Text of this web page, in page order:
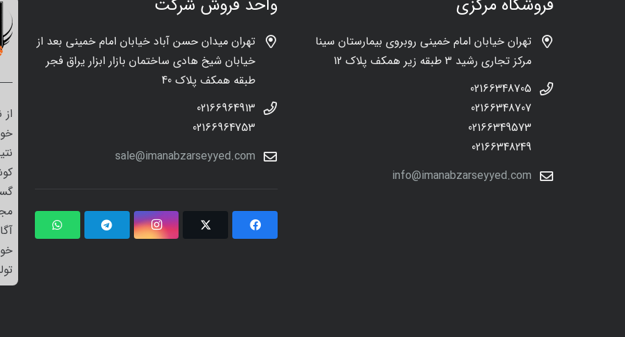
فروشگاه مرکزی
تهران خیابان امام خمینی روبروی بیمارستان سینا
مرکز تجاری رشید 3 طبقه زیر همکف پلاک 12
02166348705
02166348707
02166349573
02166348249
info@imanabzarseyyed.com
واحد فروش شرکت
تهران میدان حسن آباد خیابان امام خمینی بعد از
خیابان شیخ هادی ساختمان بازار ابزار یراق فجر
طبقه همکف پلاک 40
02166964913
02166964753
sale@imanabzarseyyed.com